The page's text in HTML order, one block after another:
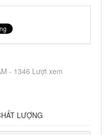
- 1346 Lượt xem
LƯỢNG